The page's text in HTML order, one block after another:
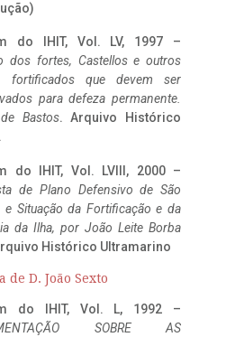
do IHIT, Vol. LV, 1997 –
dos fortes, Castellos e outros
fortificados que devem ser
para defeza permanente.
Bastos. Arquivo Histórico
do IHIT, Vol. LVIII, 2000 –
de Plano Defensivo de São
e Situação da Fortificação e da
da Ilha, por João Leite Borba
Histórico Ultramarino
de D. João Sexto
do IHIT, Vol. L, 1992 –
SOBRE AS